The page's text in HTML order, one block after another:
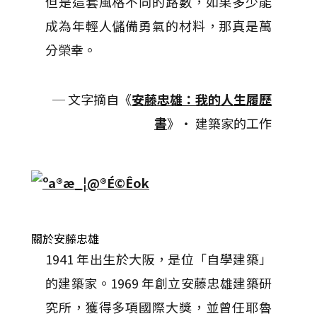
成為年輕人儲備勇氣的材料，那真是萬
分榮幸。
─ 文字摘自《安藤忠雄：我的人生履歷
書》‧ 建築家的工作
關於安藤忠雄
1941 年出生於大阪，是位「自學建築」
的建築家。1969 年創立安藤忠雄建築研
究所，獲得多項國際大獎，並曾任耶魯